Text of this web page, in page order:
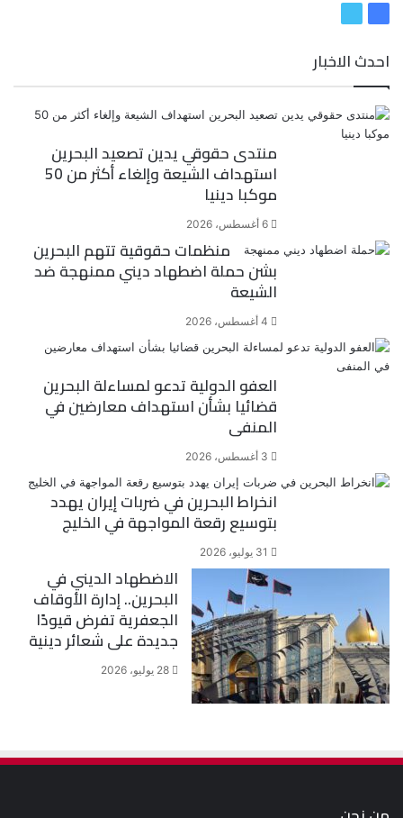
س
ك
ي
احدث الاخبار
منتدى حقوقي يدين تصعيد البحرين
استهداف الشيعة وإلغاء أكثر من 50
موكبا دينيا
6 أغسطس، 2026
منظمات حقوقية تتهم البحرين
بشن حملة اضطهاد ديني ممنهجة ضد
الشيعة
4 أغسطس، 2026
العفو الدولية تدعو لمساءلة البحرين
قضائيا بشأن استهداف معارضين في
المنفى
3 أغسطس، 2026
انخراط البحرين في ضربات إيران يهدد
بتوسيع رقعة المواجهة في الخليج
31 يوليو، 2026
الاضطهاد الديني في
البحرين.. إدارة الأوقاف
الجعفرية تفرض قيودًا
جديدة على شعائر دينية
28 يوليو، 2026